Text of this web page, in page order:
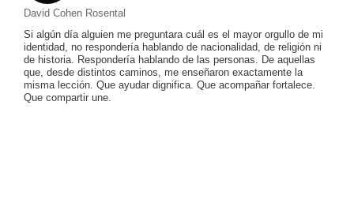
David Cohen Rosental
Si algún día alguien me preguntara cuál es el mayor orgullo de mi
identidad, no respondería hablando de nacionalidad, de religión ni
de historia. Respondería hablando de las personas. De aquellas
que, desde distintos caminos, me enseñaron exactamente la
misma lección. Que ayudar dignifica. Que acompañar fortalece.
Que compartir une.